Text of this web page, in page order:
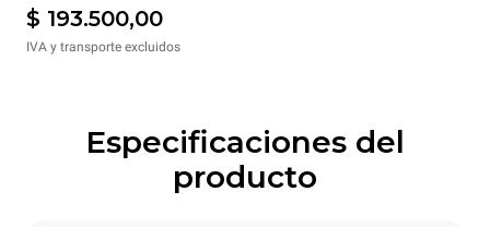
$ 193.500,00
IVA y transporte excluidos
Especificaciones del
producto